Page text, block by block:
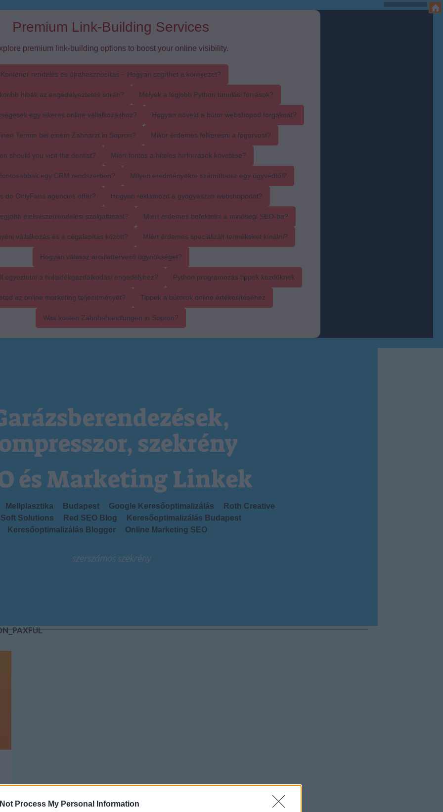
Process My Personal Information
Premium Link-Building Services
premium link-building options to boost your online visibility.
Konténer rendelés és újrahasznosítás – Hogyan segíthet a környezet?
hibák az engedélyeztetés során? Melyek a legjobb Python tanulási források?
egy sikeres online vállalkozáshoz? Hogyan növeld a bútor webshopod forgalmát?
Termin bei einem Zahnarzt in Sopron? Mikor érdemes felkeresni a fogorvost?
should you visit the dentist? Miért fontos a hiteles hírforrások követése?
egy CRM rendszerben? Milyen eredményekre számíthatsz egy ügyvédtől?
do OnlyFans agencies offer? Hogyan reklámozd a gyógyászati webshopodat?
élelmiszerrendelési szolgáltatást? Miért érdemes befektetni a minőségi SEO-ba?
vállalkozás és a cégalapítás között? Miért érdemes specializált termékeket kínálni?
Hogyan válassz arculattervező ügynökséget?
egyeztetni a hulladékgazdálkodási engedélyhez? Python programozás tippek kezdőknek
az online marketing teljesítményét? Tippek a bútorok online értékesítéséhez
Was kosten Zahnbehandlungen in Sopron?
szekrény
és Marketing Linkek
Mellplasztika Budapest Google Keresőoptimalizálás
Roth Creative
Soft Solutions Red SEO Blog
Keresőoptimalizálás Budapest
Keresőoptimalizálás Blogger
Online Marketing SEO
szerszámos szekrény